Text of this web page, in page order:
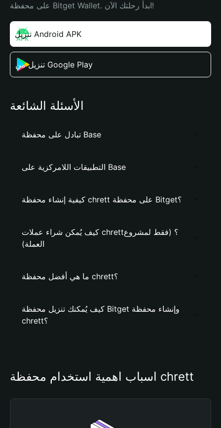
على محفظة Bitget Wallet. ابدأ رحلتك الآن!
تنزيل Android APK
تنزيل من Google Play
الأسئلة الشائعة
تبادل على محفظة Base
التطبيقات اللامركزية على Base
كيفية إنشاء محفظة chrett على محفظة Bitget؟
كيف يُمكن شراء عملات chrett؟ (فقط لمشروع
العملة)
ما هي أفضل محفظة chrett؟
كيف يُمكنك تنزيل محفظة Bitget وإنشاء محفظة
chrett؟
أسباب أهمية استخدام محفظة chrett